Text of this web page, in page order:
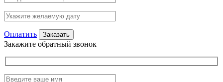
Оплатить
Закажите обратный звонок